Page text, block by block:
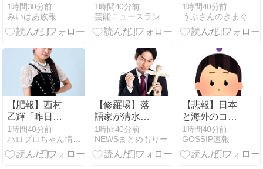
痛くならん
の？
1時間30分前
みいはあ族報
春“筋肉芸
人”に藤本美貴
が挟まれる
ティーと筋
肉」「とんで
もない目の保
養」「お二人
とも素晴らし
い身体」
1時間40分前
集編⑦】みの
り・澪花・ま
ゆみちゃんほ
＆ハイレグ
2022年編】
1時間40分前
【肥報】西村
乙輝「昨日の
夜めちゃくち
ゃ遅くまでい
っぱい食べ
1時間40分前
【修羅場】落
語家が清水良
太郎さんを恨
んでる『理
由』、ガチで
1時間40分前
NEWSまとめもりー
【悲報】日本
と海外のコン
パニオンの差
がデカすぎて
笑えないｗｗ
1時間40分前
GOSSIP速報